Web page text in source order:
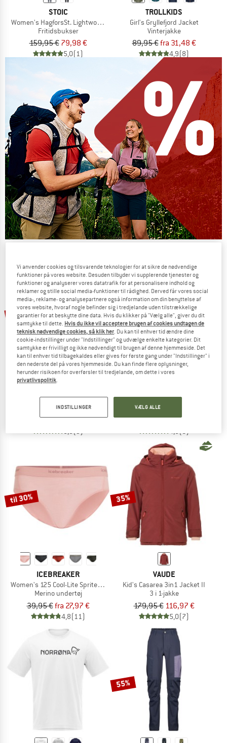
STOIC
Women's HagforsSt. Lightwool Pants
Fritidsbukser
159,95 € 79,98 €
5,0(1)
TROLLKIDS
Girl's Gryllefjord Jacket
Vinterjakke
89,95 €fra 31,48 €
4,9(8)
phase
NOW UP TO 50% OFF
TO THE SALE
til 35%
Steens Mountain Half Snap II
Fleecesweatere
49,95 €fra 32,47 €
5,0(3)
Lappland Camo Cap
Cap
47,45 €
4,8(6)
til 30%
ICEBREAKER
Women's 125 Cool-Lite Sprite Hipster
Merino undertøj
39,95 €fra 27,97 €
4,8(11)
35%
VAUDE
Kid's Casarea 3in1 Jacket II
3 i 1-jakke
179,95 € 116,97 €
5,0(7)
55%
Vi anvender cookies og tilsvarende teknologier for at sikre de nødvendige
funktioner på vores website. Desuden tilbyder vi supplerende tjenester og
funktioner og analyserer vores datatrafik for at personalisere indhold og
reklamer og stille social media-funktioner til rådighed. Derved får vores social
media-, reklame- og analysepartnere også information om din benyttelse af
vores website, hvoraf nogle befinder sig i tredjelande uden tilstrækkelige
garantier for at beskytte dine data. Hvis du klikker på "Vælg alle", giver du dit
samtykke til dette. Hvis du ikke vil acceptere brugen af cookies undtagen de
teknisk nødvendige cookies, så klik her. Du kan til enhver tid ændre dine
cookie-indstillinger under "Indstillinger" og udvælge enkelte kategorier. Dit
samtykke er frivilligt og ikke nødvendigt til brugen af denne hjemmeside. Det
kan til enhver tid tilbagekaldes eller gives for første gang under "Indstillinger" i
den nederste del på vores hjemmeside. Du kan finde flere oplysninger,
herunder risikoen for overførsler til tredjelande, om dette i vores
privatlivspolitik.
INDSTILLINGER VÆLG ALLE